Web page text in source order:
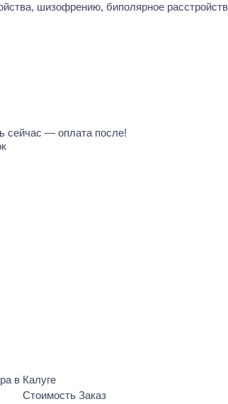
шизофрению, биполярное
сейчас — оплата после!
в Калуге
Стоимость Заказ